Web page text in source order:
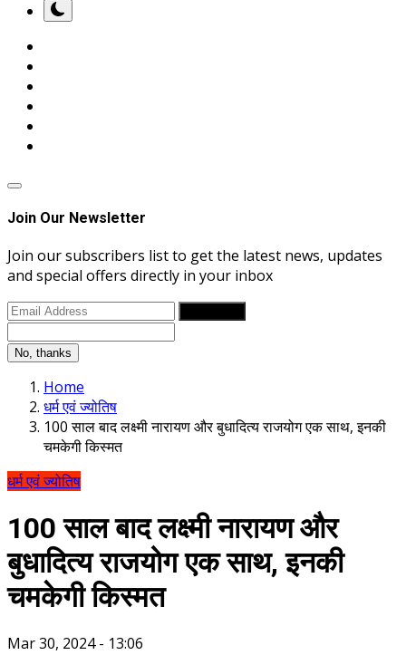
Join Our Newsletter
Join our subscribers list to get the latest news, updates
and special offers directly in your inbox
No, thanks
Home
धर्म एवं ज्योतिष
100 साल बाद लक्ष्मी नारायण और बुधादित्य राजयोग एक साथ, इनकी
चमकेगी किस्मत
धर्म एवं ज्योतिष
100 साल बाद लक्ष्मी नारायण और
बुधादित्य राजयोग एक साथ, इनकी
चमकेगी किस्मत
Mar 30, 2024 - 13:06